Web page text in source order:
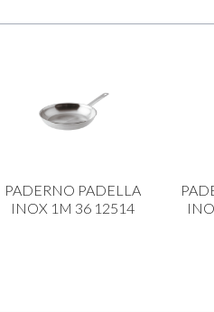
PADERNO PADELLA
INOX 1M 36 12514